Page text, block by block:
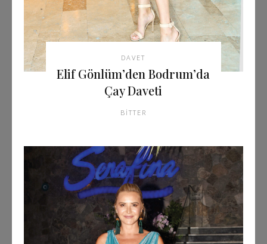
DAVET
Elif Gönlüm’den Bodrum’da
Çay Daveti
BITTER